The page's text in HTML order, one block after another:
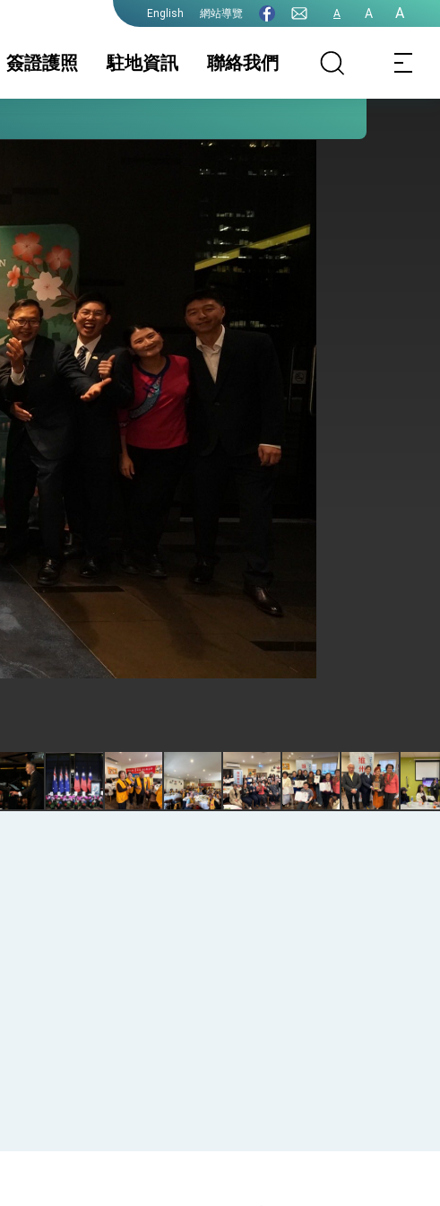
English 網站導覽 A A A
簽證護照
領事規費
旅外國人領務服務
領務(護照、文件、
大陸、港澳人士赴
台申請
駐地資訊
簽證及入境須知 駐地基本資料
生活資訊
聯絡我們
守護全球健康的創新能量
立院全力支持並盡速通過
》50週年慶「見證蛻變，分享世界的光華」開幕式，期許數位轉 型迎向下個50年
的繁榮